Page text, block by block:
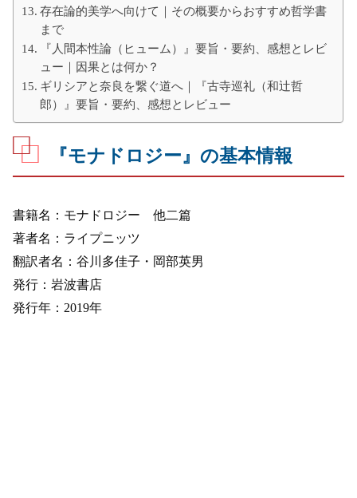
存在論的美学へ向けて｜その概要からおすすめ哲学書
まで
『人間本性論（ヒューム）』要旨・要約、感想とレビ
ュー｜因果とは何か？
ギリシアと奈良を繋ぐ道へ｜『古寺巡礼（和辻哲
郎）』要旨・要約、感想とレビュー
『モナドロジー』の基本情報
書籍名：モナドロジー 他二篇
著者名：ライプニッツ
翻訳者名：谷川多佳子・岡部英男
発行：岩波書店
発行年：2019年